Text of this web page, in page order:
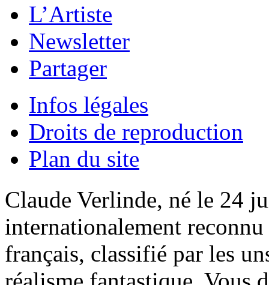
L’Artiste
Newsletter
Partager
Infos légales
Droits de reproduction
Plan du site
Claude Verlinde, né le 24
internationalement
français, classifié par les